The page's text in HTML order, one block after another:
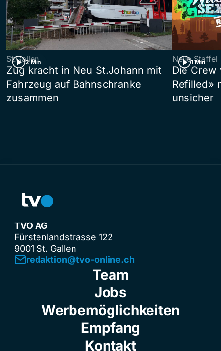
2 Min
St.Gallen
Zug kracht in Neu St.Johann mit
Fahrzeug auf Bahnschranke
zusammen
1 Min
Neue Staffel
Die Crew
Refilled»
unsicher
TVO AG
Fürstenlandstrasse 122
9001 St. Gallen
redaktion@tvo-online.ch
Team
Jobs
Werbemöglichkeiten
Empfang
Kontakt